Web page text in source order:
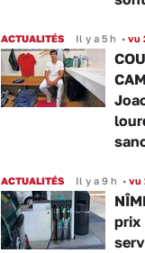
ACTUALITÉS Il y a 5 h • vu
ACTUALITÉS Il y a 9 h • vu
prix